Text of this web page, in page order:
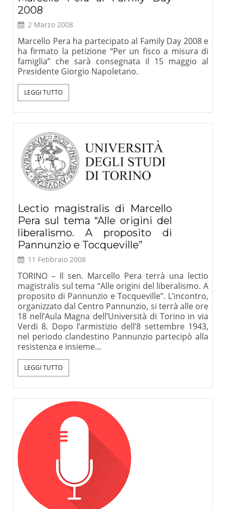
2008
2 Marzo 2008
Marcello Pera ha partecipato al Family Day 2008 e
ha firmato la petizione “Per un fisco a misura di
famiglia” che sarà consegnata il 15 maggio al
Presidente Giorgio Napoletano.
LEGGI TUTTO
Lectio magistralis di Marcello
Pera sul tema “Alle origini del
liberalismo. A proposito di
Pannunzio e Tocqueville”
11 Febbraio 2008
TORINO – Il sen. Marcello Pera terrà una lectio
magistralis sul tema “Alle origini del liberalismo. A
proposito di Pannunzio e Tocqueville”. L’incontro,
organizzato dal Centro Pannunzio, si terrà alle ore
18 nell’Aula Magna dell’Università di Torino in via
Verdi 8. Dopo l’armistizio dell’8 settembre 1943,
nel periodo clandestino Pannunzio partecipò alla
resistenza e insieme…
LEGGI TUTTO